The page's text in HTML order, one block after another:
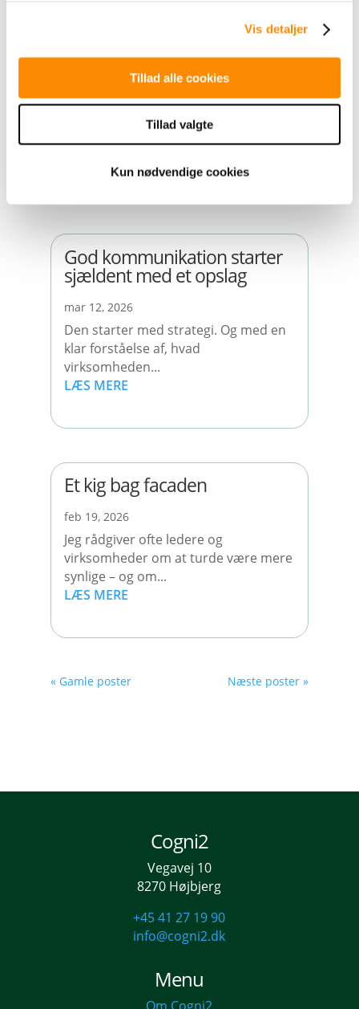
Vis detaljer
Tillad alle cookies
Tillad valgte
Kun nødvendige cookies
Valgkampen op til Folketingsvalget
blev et eksempel på, hvordan hurtigt
tempo...
God kommunikation starter
sjældent med et opslag
mar 12, 2026
Den starter med strategi. Og med en
klar forståelse af, hvad
virksomheden...
LÆS MERE
Et kig bag facaden
feb 19, 2026
Jeg rådgiver ofte ledere og
virksomheder om at turde være mere
synlige – og om...
LÆS MERE
« Gamle poster Næste poster »
Cogni2
Vegavej 10
8270 Højbjerg
+45 41 27 19 90
info@cogni2.dk
Menu